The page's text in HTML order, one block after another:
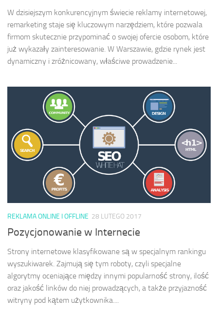
W dzisiejszym konkurencyjnym świecie reklamy internetowej,
remarketing staje się kluczowym narzędziem, które pozwala
firmom skutecznie przypominać o swojej ofercie osobom, które
już wykazały zainteresowanie. W Warszawie, gdzie rynek jest
dynamiczny i zróżnicowany, właściwe prowadzenie...
REKLAMA ONLINE I OFFLINE 28 LUTEGO 2017
Pozycjonowanie w Internecie
Strony internetowe klasyfikowane są w specjalnym rankingu
wyszukiwarek. Zajmują się tym roboty, czyli specjalne
algorytmy oceniające między innymi popularność strony, ilość
oraz jakość linków do niej prowadzących, a także przyjazność
witryny pod kątem użytkownika....